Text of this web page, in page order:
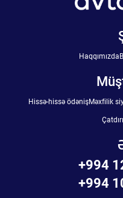
Haqqımızda
Hissə-hissə ödənişMəxfilik
+994
+994